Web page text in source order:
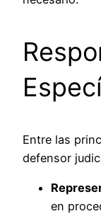
Entre las
defensor
en